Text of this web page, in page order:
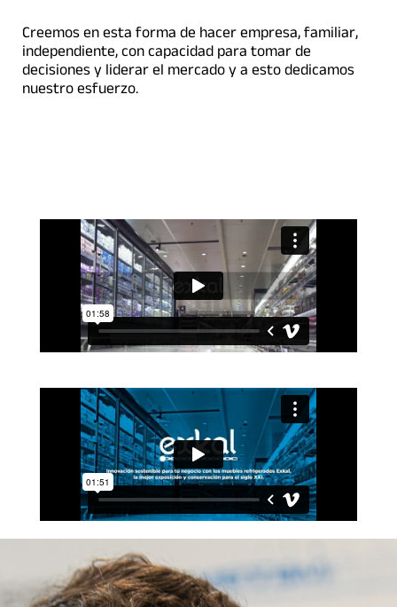
Creemos en esta forma de hacer empresa, familiar,
independiente, con capacidad para tomar de
decisiones y liderar el mercado y a esto dedicamos
nuestro esfuerzo.